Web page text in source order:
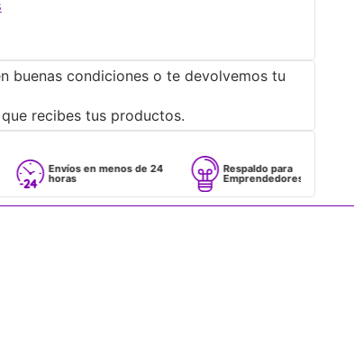
buenas condiciones o te devolvemos tu
recibes tus productos.
Envíos en menos de 24
horas
Respaldo para
Emprendedores